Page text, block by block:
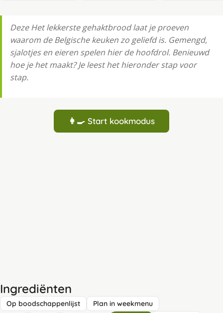
Deze Het lekkerste gehaktbrood laat je proeven
waarom de Belgische keuken zo geliefd is. Gemengd,
sjalotjes en eieren spelen hier de hoofdrol. Benieuwd
hoe je het maakt? Je leest het hieronder stap voor
stap.
👩‍🍳 Start kookmodus
Ingrediënten
Op boodschappenlijst Plan in weekmenu